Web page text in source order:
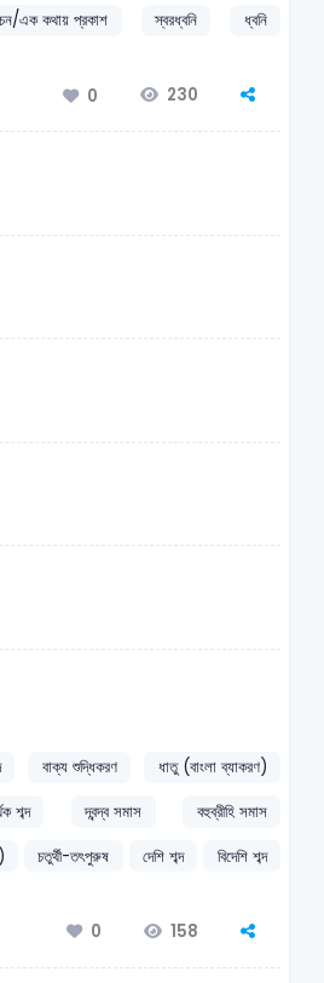
এক কথায় প্রকাশ স্বরধ্বনি
ধ্বনি
0
230
বাক্য শুদ্ধিকরণ
ধাতু (বাংলা ব্যাকরণ)
শব্দ দ্বন্দ্ব সমাস
বহুব্রীহি সমাস
চতুর্থী-তৎপুরুষ দেশি শব্দ
বিদেশি শব্দ
0
158